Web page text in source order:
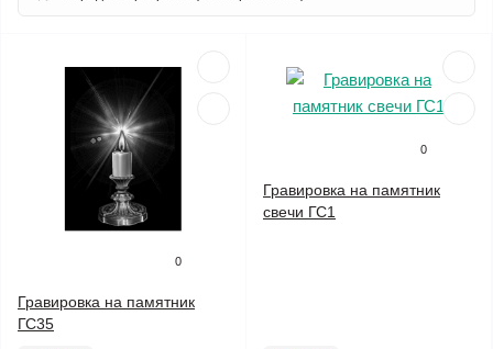
0
Гравировка на памятник
ГС35
0
Гравировка на памятник
свечи ГС1